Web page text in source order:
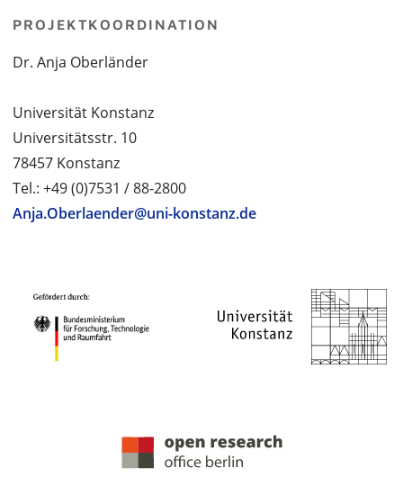
PROJEKTKOORDINATION
Dr. Anja Oberländer
Universität Konstanz
Universitätsstr. 10
78457 Konstanz
Tel.: +49 (0)7531 / 88-2800
Anja.Oberlaender@uni-konstanz.de